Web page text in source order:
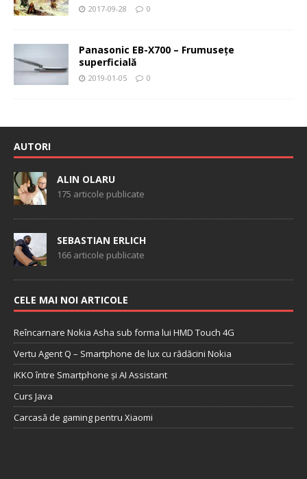
2017-09-28 0
Panasonic EB-X700 – Frumuseţe
superficială
2019-01-05 0
AUTORI
ALIN OLARU
175 articole publicate
SEBASTIAN ERLICH
166 articole publicate
CELE MAI NOI ARTICOLE
Reîncarnare Nokia Asha sub forma lui HMD Touch 4G
Vertu Agent Q – Smartphone de lux cu rădăcini Nokia
iKKO între Smartphone și AI Assistant
Curs Java
Carcasă de gaming pentru Xiaomi